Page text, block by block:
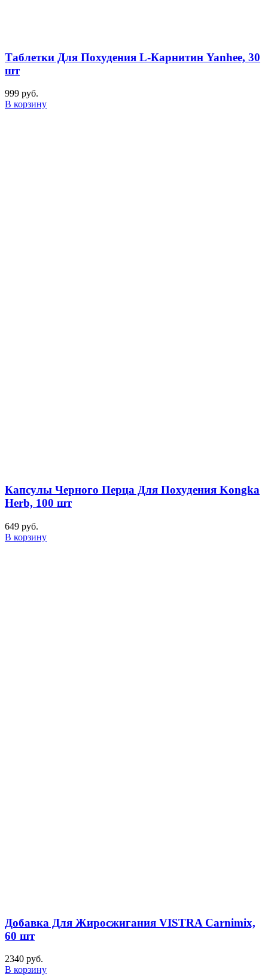
Таблетки Для Похудения L-Карнитин Yanhee, 30
шт
999 руб.
В корзину
Капсулы Черного Перца Для Похудения Kongka
Herb, 100 шт
649 руб.
В корзину
Добавка Для Жиросжигания VISTRA Carnimix,
60 шт
2340 руб.
В корзину